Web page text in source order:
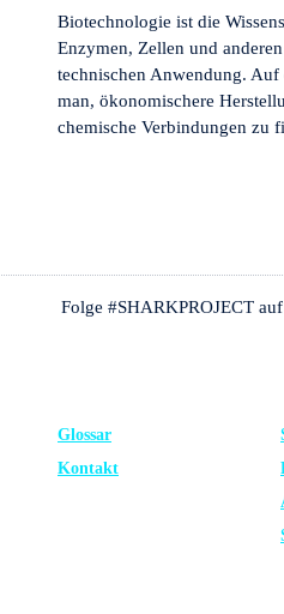
Biotechnologie ist die
Enzymen, Zellen und
technischen Anwendung. Auf
man, ökonomischere
chemische Verbindungen zu
Folge #SHARKPROJECT
Glossar
Kontakt